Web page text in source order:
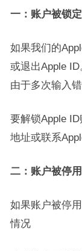
一：账户被锁定
如果我们的
或退出Apple
由于多次输入
要解锁Apple
地址或联系
二：账户被停用
如果账户被停
情况